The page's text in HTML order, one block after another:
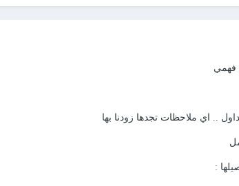
فهمي
.. اي ملاحظات تجدها زودنا بها
: